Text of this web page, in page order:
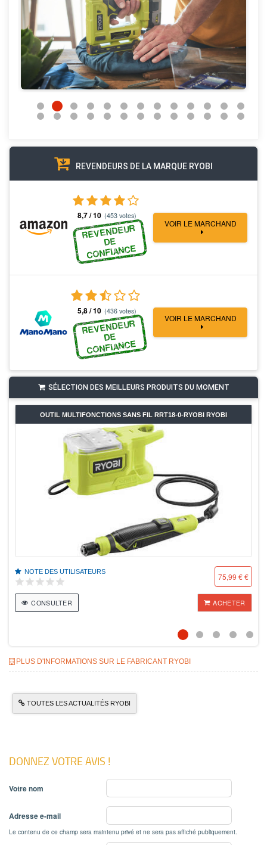
REVENDEURS DE LA MARQUE RYOBI
8,7 / 10 (453 votes)
REVENDEUR
DE
CONFIANCE
VOIR LE MARCHAND
5,8 / 10 (436 votes)
REVENDEUR
DE
CONFIANCE
VOIR LE MARCHAND
SÉLECTION DES MEILLEURS PRODUITS DU MOMENT
LOUPE ÉCLAIRÉE SUR BATTERIE RML18-0-RYOBI RYOBI
NOTE DES UTILISATEURS
CONSULTER
PLUS D'INFORMATIONS SUR LE FABRICANT RYOBI
TOUTES LES ACTUALITÉS RYOBI
DONNEZ VOTRE AVIS !
Votre nom
Adresse e-mail
Le contenu de ce champ sera maintenu privé et ne sera pas affiché publiquement.